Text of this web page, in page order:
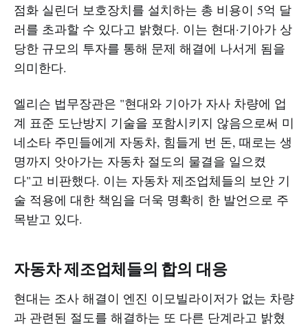
점화 실린더 보호장치를 설치하는 총 비용이 5억 달
러를 초과할 수 있다고 밝혔다. 이는 현대·기아가 상
당한 규모의 투자를 통해 문제 해결에 나서게 됨을
의미한다.
엘리슨 법무장관은 "현대와 기아가 자사 차량에 업
계 표준 도난방지 기술을 포함시키지 않음으로써 미
네소타 주민들에게 자동차, 힘들게 번 돈, 때로는 생
명까지 앗아가는 자동차 절도의 물결을 일으켰
다"고 비판했다. 이는 자동차 제조업체들의 보안 기
술 적용에 대한 책임을 더욱 명확히 한 발언으로 주
목받고 있다.
자동차 제조업체들의 합의 대응
현대는 조사 해결이 엔진 이모빌라이저가 없는 차량
과 관련된 절도를 해결하는 또 다른 단계라고 밝혔